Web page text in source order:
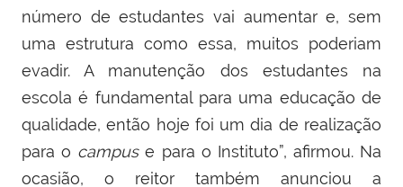
número de estudantes vai aumentar e, sem
uma estrutura como essa, muitos poderiam
evadir. A manutenção dos estudantes na
escola é fundamental para uma educação de
qualidade, então hoje foi um dia de realização
para o campuse para o Instituto”, afirmou. Na
ocasião, o reitor também anunciou a